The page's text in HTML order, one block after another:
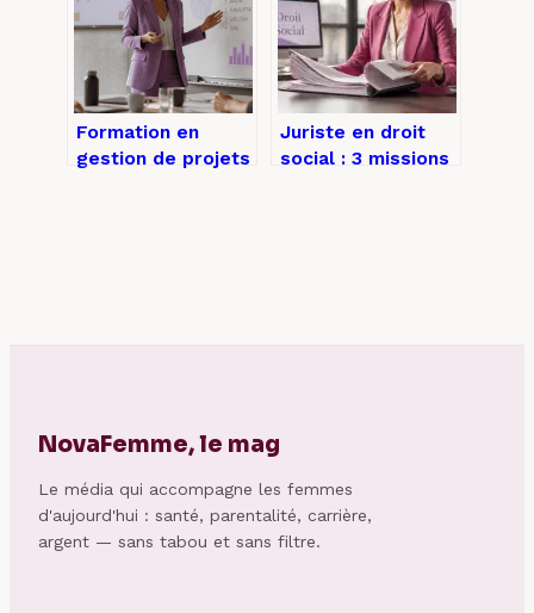
booster sa
carrière
Formation en
gestion de projets
Juriste en droit
social : 3 missions
NovaFemme, le mag
Le média qui accompagne les femmes
d'aujourd'hui : santé, parentalité, carrière,
argent — sans tabou et sans filtre.